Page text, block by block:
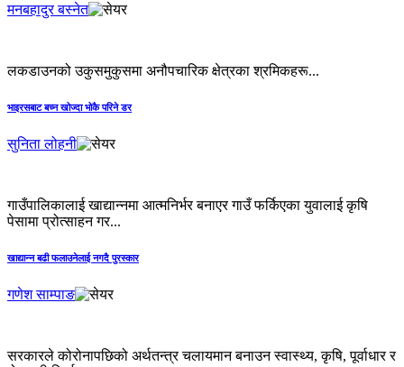
मनबहादुर बस्नेत
लकडाउनको उकुसमुकुसमा अनौपचारिक क्षेत्रका श्रमिकहरू...
भाइरसबाट बच्‍न खोज्दा भोकै परिने डर
सुनिता लोहनी
गाउँपालिकालाई खाद्यान्नमा आत्मनिर्भर बनाएर गाउँ फर्किएका युवालाई कृषि
पेसामा प्रोत्साहन गर...
खाद्यान्‍न बढी फलाउनेलाई नगदै पुरस्कार
गणेश साम्पाङ
सरकारले कोरोनापछिको अर्थतन्त्र चलायमान बनाउन स्वास्थ्य, कृषि, पूर्वाधार र